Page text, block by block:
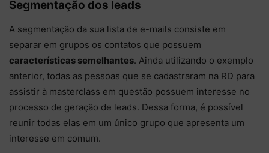
Segmentação dos leads
A segmentação da sua lista de e-mails consiste em
separar em grupos os contatos que possuem
características semelhantes. Ainda utilizando o exemplo
anterior, todas as pessoas que se cadastraram na RD para
assistir à masterclass em questão possuem interesse no
processo de geração de leads. Dessa forma, é possível
reunir todas elas em um único grupo que apresenta um
interesse em comum.